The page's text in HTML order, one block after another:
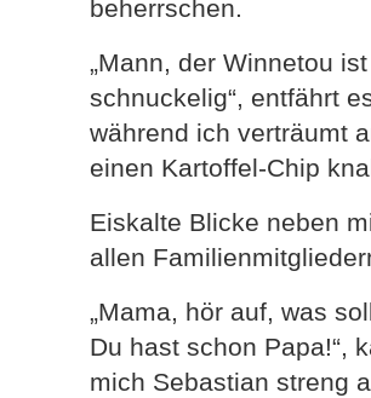
beherrschen.
„Mann, der Winnetou
schnuckelig“, entfährt
während ich verträumt
einen Kartoffel-Chip
Eiskalte Blicke neben
allen
„Mama, hör auf, was
Du hast schon Papa!“,
mich Sebastian streng